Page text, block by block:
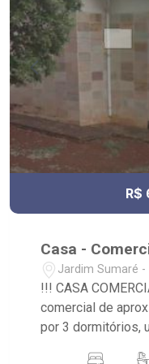
R$
Casa -
Jardim Sumaré
!!! CASA
comercial de
por 3 dormitórios,